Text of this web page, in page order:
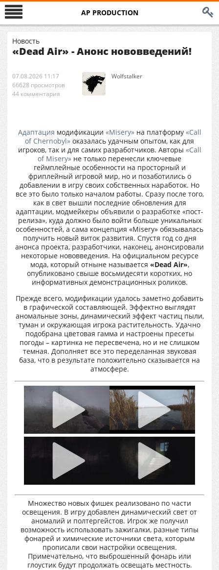
AP PRODUCTION
Новость
«Dead Air» - Анонс нововведений!
07.08.2026 11:17
66628 просмотров
44 комментария
Wolfstalker
Адаптация модификации «Misery» на платформу «Call
of Chernobyl» оказалась удачным опытом, как для
игроков, так и для самих разработчиков. Авторы «Call
of Misery» не только перенесли ключевые
геймплейные особенности на просторный и
фриплейный игровой мир, но и позаботились о
добавлении в игру своих собственных наработок. Но
все это было только началом работы. Сразу после того,
как в свет вышли последние обновления для
адаптации, модмейкеры объявили о разработке «пост-
релиза», куда должно было войти больше уникальных
особенностей, а сама концепция «Misery» обязывалась
получить новый виток развития. Спустя год со дня
анонса проекта, разработчики, наконец, анонсировали
некоторые нововведения. На официальном ресурсе
мода, который отныне называется «Dead Air»,
опубликовано свыше восьмидесяти коротких, но
информативных демонстрационных роликов.
Прежде всего, модификации удалось заметно добавить
в графической составляющей. Эффектно выглядят
аномальные зоны, динамический эффект частиц пыли,
туман и окружающая игрока растительность. Удачно
подобрана цветовая гамма и настроены пресеты
погоды – картинка не пересвечена, но и не слишком
темная. Дополняет все это переделанная звуковая
база, что в результате положительно сказывается на
атмосфере.
Множество новых фишек реализовано по части
освещения. В игру добавлен динамический свет от
аномалий и полтергейстов. Игрок же получил
возможность использовать зажигалки, разные типы
фонарей и химические источники света, которым
прописали свои настройки освещения.
Примечательно, что выброшенный фонарь или
глоустик будут продолжать освещать местность.